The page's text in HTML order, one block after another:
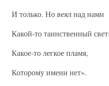
И только. Но веял над нами
Какой-то таинственный свет:
Какое-то легкое пламя,
Которому имени нет».